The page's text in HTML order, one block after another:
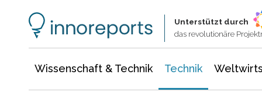
Unterstützt durch
das revolutionäre
Wissenschaft & Technik Technik